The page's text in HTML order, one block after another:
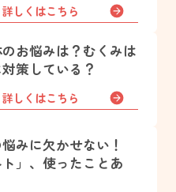
詳しくはこちら
お悩みは？むくみは
策している？
詳しくはこちら
みに欠かせない！
ト」、使ったことあ